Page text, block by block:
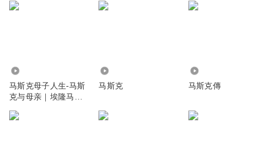
马斯克母子人生-马斯
克与母亲｜埃隆马斯
马斯克 马斯克傳